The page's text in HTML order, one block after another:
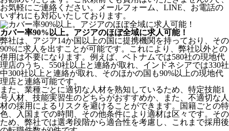
お気軽にご連絡ください。メールフォーム、LINE、お電話の
いずれにも対応いたしております。
カバー率90%以上。アジアのほぼ全域に求人可能！
弊社は、 アジア14か国以上の国に提携機関を持っており、その
90%に求人を出すことが可能です。これにより、弊社以外との
併用は不要になります。例えば、ベトナムでは580社の現地代
理店のうち、550社以上と連絡が取れ、インドネシアでは330社
中300社以上と連絡が取れ、そのほかの国も90%以上の現地代
理店と連絡可能です。
また、業種ごとに適切な人材を熟知しているため、特定技能1
号人材、技能実習生のどちらがおすすめか、また、不適切な人
材の採用によるリスクを避けることができます。国籍ごとの特
色、入国までの時間、その他条件により適材は区々です。その
ため、弊社では選考段階から適合性を考慮し、これまで採用後